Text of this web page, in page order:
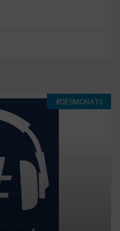
#DESMONATS